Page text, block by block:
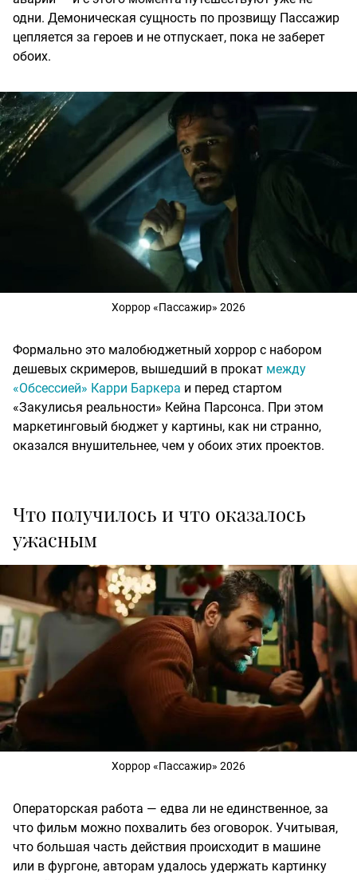
одни. Демоническая сущность по прозвищу Пассажир
цепляется за героев и не отпускает, пока не заберет
обоих.
Хоррор «Пассажир» 2026
Формально это малобюджетный хоррор с набором
дешевых скримеров, вышедший в прокат между
«Обсессией» Карри Баркера и перед стартом
«Закулисья реальности» Кейна Парсонса. При этом
маркетинговый бюджет у картины, как ни странно,
оказался внушительнее, чем у обоих этих проектов.
Что получилось и что оказалось
ужасным
Хоррор «Пассажир» 2026
Операторская работа — едва ли не единственное, за
что фильм можно похвалить без оговорок. Учитывая,
что большая часть действия происходит в машине
или в фургоне, авторам удалось удержать картинку